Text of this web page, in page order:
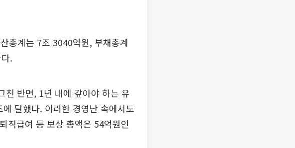
총계는 7조 3040억원, 부채총계
.
친 반면, 1년 내에 갚아야 하는 유
달했다. 이러한 경영난 속에서도
직급여 등 보상 총액은 54억원인